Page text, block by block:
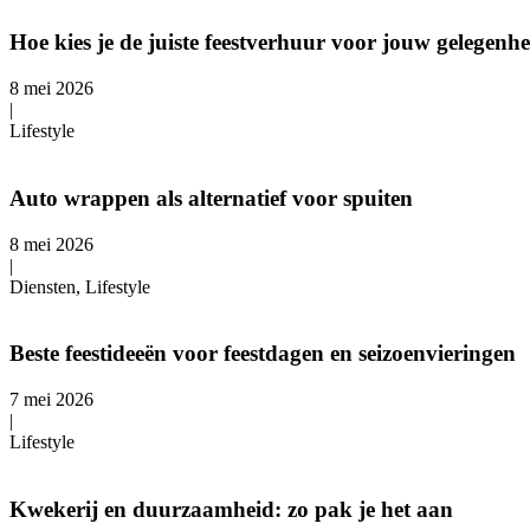
Hoe kies je de juiste feestverhuur voor jouw
8 mei 2026
|
Lifestyle
Auto wrappen als alternatief voor spuiten
8 mei 2026
|
Diensten, Lifestyle
Beste feestideeën voor feestdagen en seizoenvieringen
7 mei 2026
|
Lifestyle
Kwekerij en duurzaamheid: zo pak je het aan